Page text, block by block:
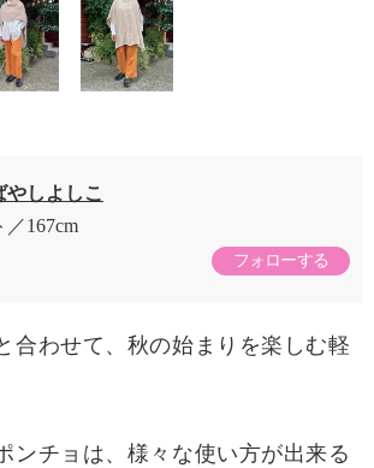
やしよしこ
167cm
フォローする
合わせて、秋の始まりを楽しむ軽
ンチョは、様々な使い方が出来る